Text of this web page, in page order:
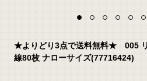
★よりどり3点で送料無料★ 005
線80枚 ナローサイズ(77716424)